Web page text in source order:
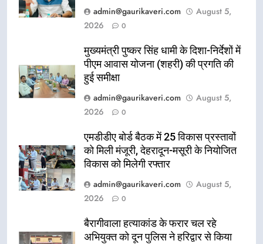
admin@gaurikaveri.com
August 5,
2026
0
मुख्यमंत्री पुष्कर सिंह धामी के दिशा-निर्देशों में
पीएम आवास योजना (शहरी) की प्रगति की
हुई समीक्षा
admin@gaurikaveri.com
August 5,
2026
0
एमडीडीए बोर्ड बैठक में 25 विकास प्रस्तावों
को मिली मंजूरी, देहरादून-मसूरी के नियोजित
विकास को मिलेगी रफ्तार
admin@gaurikaveri.com
August 5,
2026
0
बैरागीवाला हत्याकांड के फरार चल रहे
अभियुक्त को दून पुलिस ने हरिद्वार से किया